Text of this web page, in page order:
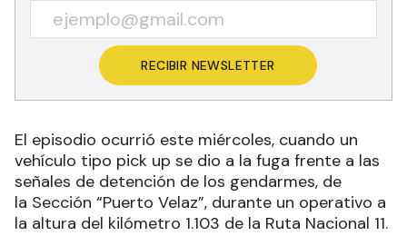
RECIBIR NEWSLETTER
El episodio ocurrió este miércoles, cuando un
vehículo tipo pick up se dio a la fuga frente a las
señales de detención de los gendarmes, de
la Sección “Puerto Velaz”, durante un operativo a
la altura del kilómetro 1.103 de la Ruta Nacional 11.